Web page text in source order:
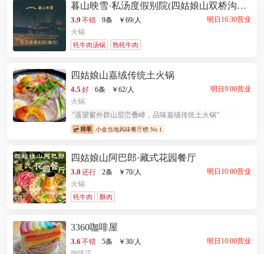
暮山映雪·私汤度假别院(四姑娘山双桥沟景
区店)·餐厅
3.9 不错 9条 ￥ 69/人
明日16:30营业
火锅
牦牛肉汤锅 熟牦牛肉
四姑娘山嘉绒传统土火锅
4.5 好 6条 ￥ 62/人
明日9:00营业
火锅
“遥望窗外群山层峦叠嶂，品味嘉绒传统土火锅”
小金当地风味餐厅榜 No.1
四姑娘山阿巴郎·藏式花园餐厅
3.0 还行 2条 ￥ 70/人
明日10:00营业
火锅
牦牛肉 酥肉
3360咖啡屋
3.6 不错 5条 ￥ 30/人
明日10:00营业